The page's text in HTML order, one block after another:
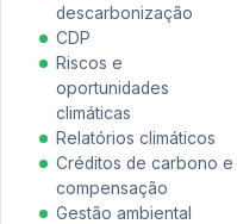
descarbonização
CDP
Riscos e
oportunidades
climáticas
Relatórios climáticos
Créditos de carbono e
compensação
Gestão ambiental